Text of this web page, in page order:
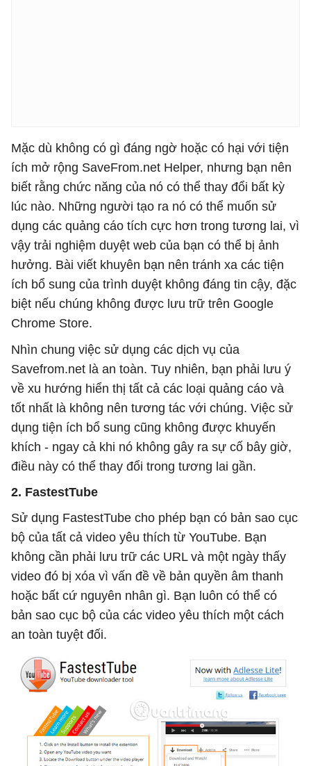
Mặc dù không có gì đáng ngờ hoặc có hại với tiện
ích mở rộng SaveFrom.net Helper, nhưng bạn nên
biết rằng chức năng của nó có thể thay đổi bất kỳ
lúc nào. Những người tạo ra nó có thể muốn sử
dụng các quảng cáo tích cực hơn trong tương lai, vì
vậy trải nghiệm duyệt web của bạn có thể bị ảnh
hưởng. Bài viết khuyên bạn nên tránh xa các tiện
ích bổ sung của trình duyệt không đáng tin cậy, đặc
biệt nếu chúng không được lưu trữ trên Google
Chrome Store.
Nhìn chung việc sử dụng các dịch vụ của
Savefrom.net là an toàn. Tuy nhiên, bạn phải lưu ý
về xu hướng hiển thị tất cả các loại quảng cáo và
tốt nhất là không nên tương tác với chúng. Việc sử
dụng tiện ích bổ sung cũng không được khuyến
khích - ngay cả khi nó không gây ra sự cố bây giờ,
điều này có thể thay đổi trong tương lai gần.
2. FastestTube
Sử dụng FastestTube cho phép bạn có bản sao cục
bộ của tất cả video yêu thích từ YouTube. Bạn
không cần phải lưu trữ các URL và một ngày thấy
video đó bị xóa vì vấn đề về bản quyền âm thanh
hoặc bất cứ nguyên nhân gì. Bạn luôn có thể có
bản sao cục bộ của các video yêu thích một cách
an toàn tuyệt đối.